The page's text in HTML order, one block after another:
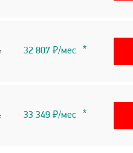
32 807 ₽/мес
33 349 ₽/мес